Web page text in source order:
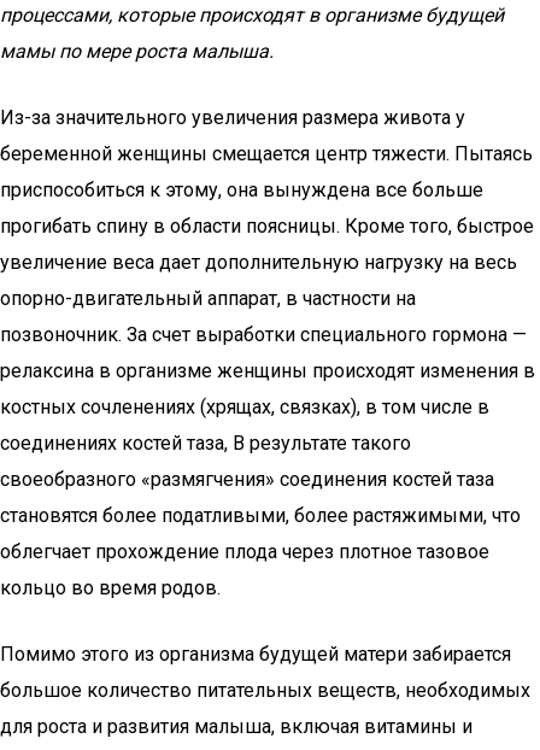
процессами, которые происходят в организме будущей
мамы по мере роста малыша.
Из-за значительного увеличения размера живота у
беременной женщины смещается центр тяжести. Пытаясь
приспособиться к этому, она вынуждена все больше
прогибать спину в области поясницы. Кроме того, быстрое
увеличение веса дает дополнительную нагрузку на весь
опорно-двигательный аппарат, в частности на
позвоночник. За счет выработки специального гормона —
релаксина в организме женщины происходят изменения в
костных сочленениях (хрящах, связках), в том числе в
соединениях костей таза, В результате такого
своеобразного «размягчения» соединения костей таза
становятся более податливыми, более растяжимыми, что
облегчает прохождение плода через плотное тазовое
кольцо во время родов.
Помимо этого из организма будущей матери забирается
большое количество питательных веществ, необходимых
для роста и развития малыша, включая витамины и